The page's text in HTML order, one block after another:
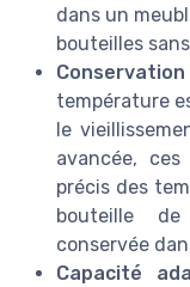
dans un
bouteilles
température
le
avancée,
précis des
bouteille
conservée
Capacité